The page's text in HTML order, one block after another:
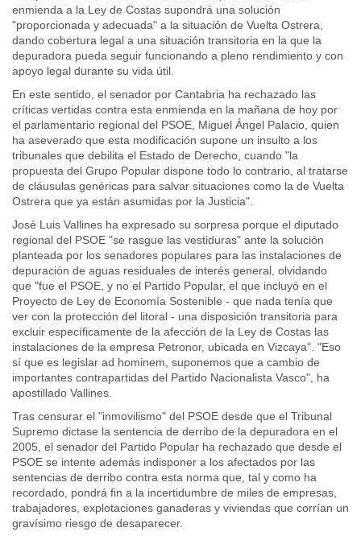
enmienda a la Ley de Costas supondrá una solución
"proporcionada y adecuada" a la situación de Vuelta Ostrera,
dando cobertura legal a una situación transitoria en la que la
depuradora pueda seguir funcionando a pleno rendimiento y con
apoyo legal durante su vida útil.
En este sentido, el senador por Cantabria ha rechazado las
críticas vertidas contra esta enmienda en la mañana de hoy por
el parlamentario regional del PSOE, Miguel Ángel Palacio, quien
ha aseverado que esta modificación supone un insulto a los
tribunales que debilita el Estado de Derecho, cuando "la
propuesta del Grupo Popular dispone todo lo contrario, al tratarse
de cláusulas genéricas para salvar situaciones como la de Vuelta
Ostrera que ya están asumidas por la Justicia".
José Luis Vallines ha expresado su sorpresa porque el diputado
regional del PSOE "se rasgue las vestiduras" ante la solución
planteada por los senadores populares para las instalaciones de
depuración de aguas residuales de interés general, olvidando
que "fue el PSOE, y no el Partido Popular, el que incluyó en el
Proyecto de Ley de Economía Sostenible - que nada tenía que
ver con la protección del litoral - una disposición transitoria para
excluir específicamente de la afección de la Ley de Costas las
instalaciones de la empresa Petronor, ubicada en Vizcaya". "Eso
sí que es legislar ad hominem, suponemos que a cambio de
importantes contrapartidas del Partido Nacionalista Vasco", ha
apostillado Vallines.
Tras censurar el "inmovilismo" del PSOE desde que el Tribunal
Supremo dictase la sentencia de derribo de la depuradora en el
2005, el senador del Partido Popular ha rechazado que desde el
PSOE se intente además indisponer a los afectados por las
sentencias de derribo contra esta norma que, tal y como ha
recordado, pondrá fin a la incertidumbre de miles de empresas,
trabajadores, explotaciones ganaderas y viviendas que corrían un
gravísimo riesgo de desaparecer.